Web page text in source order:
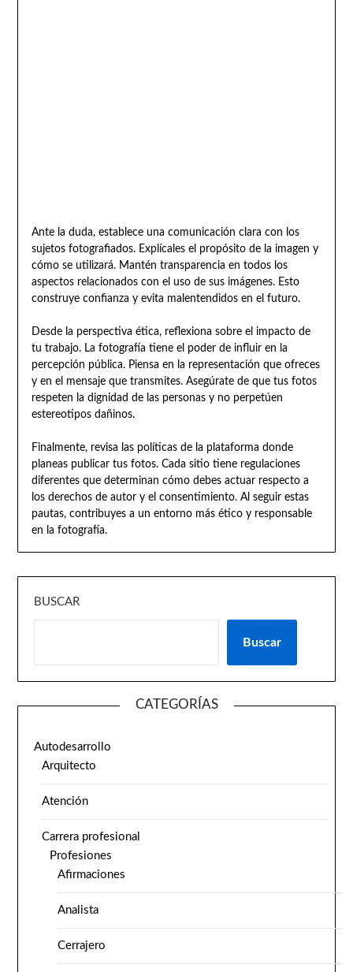
Ante la duda, establece una comunicación clara con los
sujetos fotografiados. Explícales el propósito de la imagen y
cómo se utilizará. Mantén transparencia en todos los
aspectos relacionados con el uso de sus imágenes. Esto
construye confianza y evita malentendidos en el futuro.
Desde la perspectiva ética, reflexiona sobre el impacto de
tu trabajo. La fotografía tiene el poder de influir en la
percepción pública. Piensa en la representación que ofreces
y en el mensaje que transmites. Asegúrate de que tus fotos
respeten la dignidad de las personas y no perpetúen
estereotipos dañinos.
Finalmente, revisa las políticas de la plataforma donde
planeas publicar tus fotos. Cada sitio tiene regulaciones
diferentes que determinan cómo debes actuar respecto a
los derechos de autor y el consentimiento. Al seguir estas
pautas, contribuyes a un entorno más ético y responsable
en la fotografía.
BUSCAR
Buscar
CATEGORÍAS
Autodesarrollo
Arquitecto
Atención
Carrera profesional
Profesiones
Afirmaciones
Analista
Cerrajero